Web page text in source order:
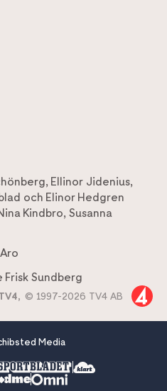
, Ellinor Jidenius,
och Elinor Hedgren
Kindbro, Susanna
Sundberg
© 1997-2026 TV4 AB
Media